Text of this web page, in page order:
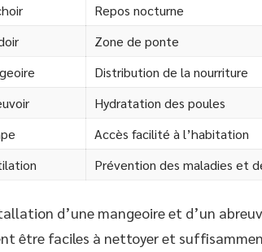
Repos nocturne
Zone de ponte
Distribution de la nourriture
Hydratation des poules
Accès facilité à l’habitation
Prévention des maladies et
d’une mangeoire et d’un
être faciles à nettoyer et